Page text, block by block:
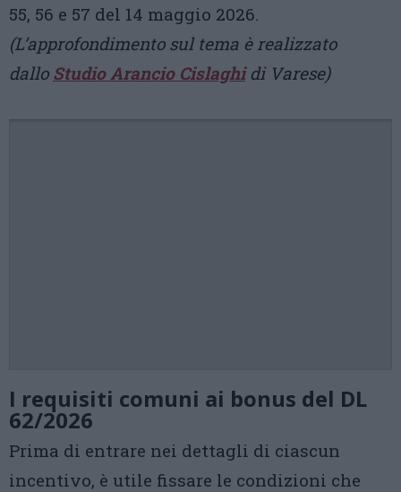
55, 56 e 57 del 14 maggio 2026.
(L’approfondimento sul tema è realizzato
dallo Studio Arancio Cislaghidi Varese)
I requisiti comuni ai bonus del DL
62/2026
Prima di entrare nei dettagli di ciascun
incentivo, è utile fissare le condizioni che